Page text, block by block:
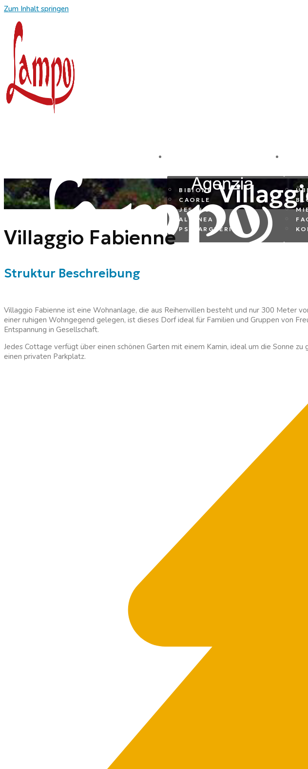
Zum Inhalt springen
BIBIONE
CAORLE
JESOLO
ALTANEA
PS MARGHERITA
Villaggio Fabienne
Struktur Beschreibung
Villaggio Fabienne ist eine Wohnanlage, die aus Reihenvillen besteht und nur 300 Meter
einer ruhigen Wohngegend gelegen, ist dieses Dorf ideal für Familien und Gruppen von
Entspannung in Gesellschaft.
Jedes Cottage verfügt über einen schönen Garten mit einem Kamin, ideal um die Sonne
einen privaten Parkplatz.